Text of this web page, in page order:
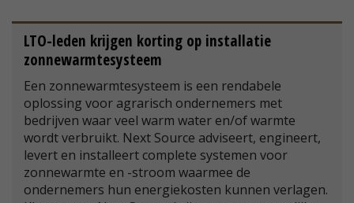
LTO-leden krijgen korting op installatie
zonnewarmtesysteem
Een zonnewarmtesysteem is een rendabele
oplossing voor agrarisch ondernemers met
bedrijven waar veel warm water en/of warmte
wordt verbruikt. Next Source adviseert, engineert,
levert en installeert complete systemen voor
zonnewarmte en -stroom waarmee de
ondernemers hun energiekosten kunnen verlagen.